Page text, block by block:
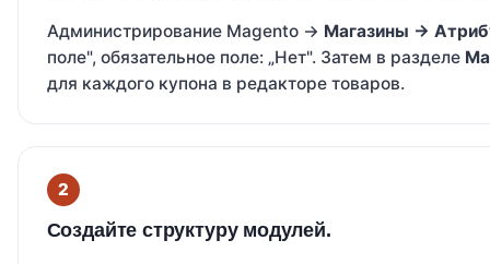
Администрирование Magento → Магазины →
поле", обязательное поле: „Нет". Затем в разделе
для каждого купона в редакторе товаров.
Создайте структуру модулей.